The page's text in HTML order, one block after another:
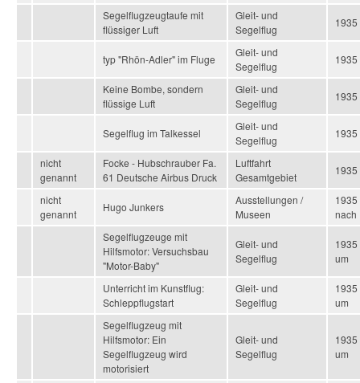
Segelflugzeugtaufe mit
flüssiger Luft
Gleit- und
Segelflug
1935
typ "Rhön-Adler" im Fluge
Gleit- und
Segelflug
1935
Keine Bombe, sondern
flüssige Luft
Gleit- und
Segelflug
1935
Segelflug im Talkessel
Gleit- und
Segelflug
1935
nicht
genannt
Focke - Hubschrauber Fa.
61 Deutsche Airbus Druck
Luftfahrt
Gesamtgebiet
1935
nicht
genannt
Hugo Junkers
Ausstellungen /
Museen
1935
nach
Segelflugzeuge mit
Hilfsmotor: Versuchsbau
"Motor-Baby"
Gleit- und
Segelflug
1935
um
Unterricht im Kunstflug:
Schleppflugstart
Gleit- und
Segelflug
1935
um
Segelflugzeug mit
Hilfsmotor: Ein
Segelflugzeug wird
motorisiert
Gleit- und
Segelflug
1935
um